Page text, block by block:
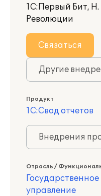
1С:Первый Бит, Н.
Революции
Связаться
Другие
Продукт
1С:Свод отчетов
Внедрения
Отрасль /
управление